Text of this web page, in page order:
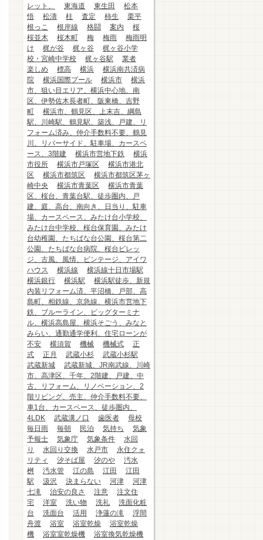
レット、
東海道 東生田
松本
悟
松濤 柱 査定 柿生
栗平
根っこ
根岸線 格闘 案内
桜
桜並木
桜木町 梅 梅雨
梅雨明
け
梶が谷 梶ヶ谷
梶ヶ谷小学
校・宮崎中学校
梶ヶ谷駅
業者
楽しめ
標高 横浜
横浜南共済病
院
横浜国際プール 横浜市
横浜
市、狙い目エリア、横浜中心地、南
区、伊勢佐木長者町、阪東橋、吉野
町
横浜市、鶴見区、上末吉、綱島
駅、川崎駅、鶴見駅、築浅、戸建、リ
フォーム済み、仲介手数料不要、鶴見
川、リバーサイド、駐車場、カースペ
ース、3階建
横浜市営地下鉄
横浜
市役所
横浜市戸塚区
横浜市港北
区
横浜市都筑区
横浜市都筑区茅ヶ
崎中央
横浜市青葉区
横浜市青葉
区、桜台、青葉台駅、徒歩圏内、戸
建、庭、高台、南向き、日当り、駐車
場、カースペース、みたけ台小学校、
みたけ台中学校、桜台保育園、みたけ
台幼稚園、たちばな台公園、桜台第二
公園、たちばな台病院、桜台ビレッ
ジ、古風、風情、ビンテージ、アイワ
ハウス
横浜線
横浜線十日市場駅
横浜銀行
横浜駅
横浜駅徒歩、新規
内装リフォーム済、平沼橋、戸部、高
島町、相鉄線、京急線、横浜市営地下
鉄、ブルーライン、ビッグターミナ
ル、横浜高島屋、横浜そごう、みなと
みらい、通勤通学便利、住宅ローンが
不安
横須賀 機械 機械式
正
式
正月 武蔵小杉
武蔵小杉駅
武蔵新城
武蔵新城、JR南武線、川崎
市、高津区、千年、2階建、戸建、中
古、リフォーム、リノベーション、2
階リビング、売主、仲介手数料不要、
車1台、カースペース、徒歩圏内、
4LDK
武蔵溝ノ口 歯医者
母校
毎日雨
毎朝 民泊 気持ち
気象
予報士
気象庁 気象条件
水回
り
水回り交換 水戸市
永住クォ
リティ
汐そば屋 汐のや
汚水
桝
汚水管 江の島 江田
江田
駅
汲沢 決まらない 河津
河津
七滝
治安の良さ 注意
注文住
宅
洋室 洗い物 洗礼
洗面化粧
台
洗面台 活用 浄蓮の滝
浮間
舟渡
浴室 浴室乾燥
浴室乾燥
機
浴室室乾燥機
浴室換気乾燥機